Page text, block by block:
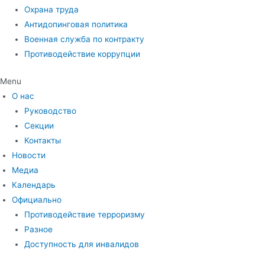
Охрана труда
Антидопинговая политика
Военная служба по контракту
Противодействие коррупции
Menu
О нас
Руководство
Секции
Контакты
Новости
Медиа
Календарь
Официально
Противодействие терроризму
Разное
Доступность для инвалидов